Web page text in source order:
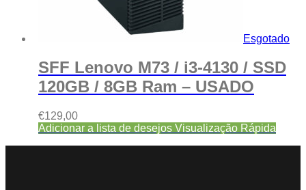
Esgotado
SFF Lenovo M73 / i3-4130 / SSD
120GB / 8GB Ram – USADO
€129,00
Adicionar a lista de desejos Visualização Rápida